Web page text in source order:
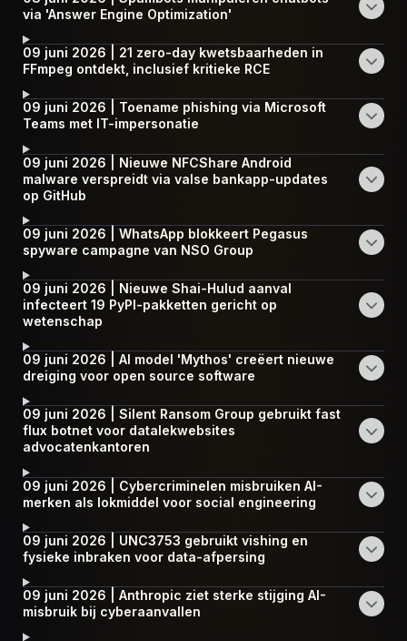
via 'Answer Engine Optimization'
09 juni 2026 | 21 zero-day kwetsbaarheden in
FFmpeg ontdekt, inclusief kritieke RCE
09 juni 2026 | Toename phishing via Microsoft
Teams met IT-impersonatie
09 juni 2026 | Nieuwe NFCShare Android
malware verspreidt via valse bankapp-updates
op GitHub
09 juni 2026 | WhatsApp blokkeert Pegasus
spyware campagne van NSO Group
09 juni 2026 | Nieuwe Shai-Hulud aanval
infecteert 19 PyPI-pakketten gericht op
wetenschap
09 juni 2026 | AI model 'Mythos' creëert nieuwe
dreiging voor open source software
09 juni 2026 | Silent Ransom Group gebruikt fast
flux botnet voor datalekwebsites
advocatenkantoren
09 juni 2026 | Cybercriminelen misbruiken AI-
merken als lokmiddel voor social engineering
09 juni 2026 | UNC3753 gebruikt vishing en
fysieke inbraken voor data-afpersing
09 juni 2026 | Anthropic ziet sterke stijging AI-
misbruik bij cyberaanvallen